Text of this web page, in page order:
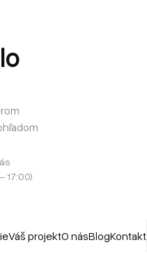
17:00)
Váš projektO násBlogKontakt